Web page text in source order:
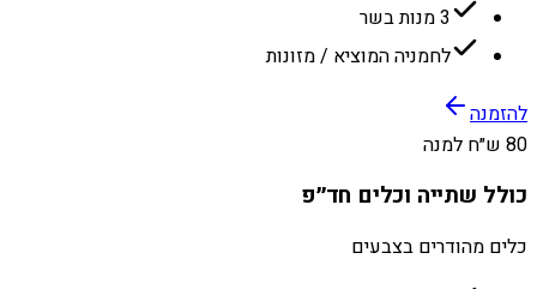
3 מנות בשר
לחמניה המוציא / מזונות
להזמנה
80 ש״ח למנה
כולל שתייה וכלים חד״פ
כלים מהודרים בצבעים